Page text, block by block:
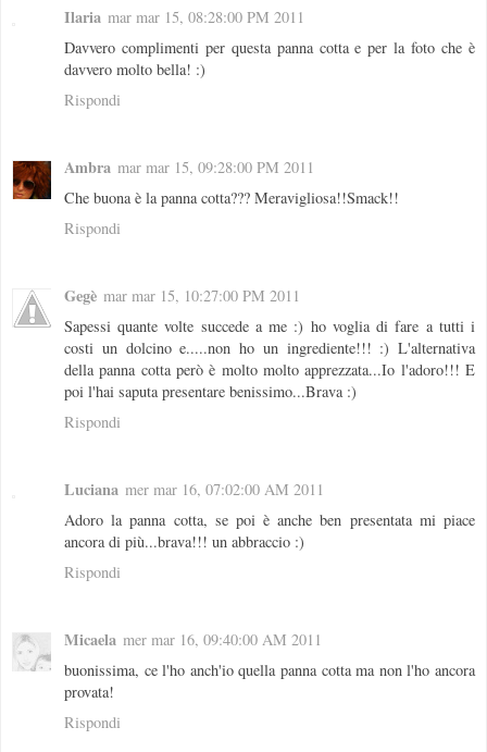
Ilaria mar mar 15, 08:28:00 PM 2011
Davvero complimenti per questa panna cotta e per la foto che è
davvero molto bella! :)
Rispondi
Ambra mar mar 15, 09:28:00 PM 2011
Che buona è la panna cotta??? Meravigliosa!!Smack!!
Rispondi
Gegè mar mar 15, 10:27:00 PM 2011
Sapessi quante volte succede a me :) ho voglia di fare a tutti i
costi un dolcino e.....non ho un ingrediente!!! :) L'alternativa
della panna cotta però è molto molto apprezzata...Io l'adoro!!! E
poi l'hai saputa presentare benissimo...Brava :)
Rispondi
Luciana mer mar 16, 07:02:00 AM 2011
Adoro la panna cotta, se poi è anche ben presentata mi piace
ancora di più...brava!!! un abbraccio :)
Rispondi
Micaela mer mar 16, 09:40:00 AM 2011
buonissima, ce l'ho anch'io quella panna cotta ma non l'ho ancora
provata!
Rispondi